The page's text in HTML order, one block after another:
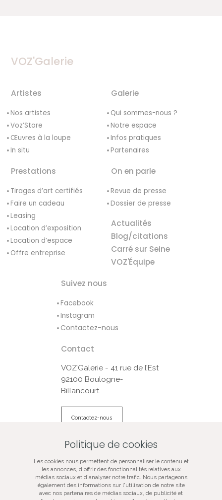
VOZ'Galerie
Artistes
Nos artistes
Voz’Store
Œuvres à la loupe
In situ
Galerie
Qui sommes-nous ?
Notre espace
Infos pratiques
Partenaires
Prestations
Tirages d’art certifiés
Faire un cadeau
Leasing
Location d’exposition
Location d’espace
Offre entreprise
On en parle
Revue de presse
Dossier de presse
Actualités
Blog/citations
Carré sur Seine
VOZ'Équipe
Suivez nous
Facebook
Instagram
Contactez-nous
Contact
VOZ’Galerie - 41 rue de l’Est
92100 Boulogne-
Billancourt
Contactez-nous
VOZ‘Galerie
VOZ‘Image
Mentions légales
Politique de cookies
Les cookies nous permettent de personnaliser le contenu et
les annonces, d'offrir des fonctionnalités relatives aux
médias sociaux et d'analyser notre trafic. Nous partageons
également des informations sur l'utilisation de notre site
avec nos partenaires de médias sociaux, de publicité et